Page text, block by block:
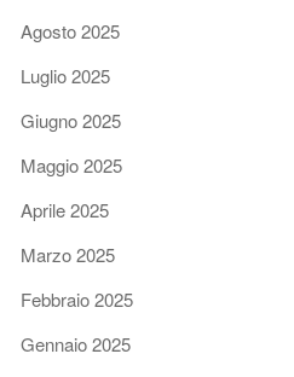
Agosto 2025
Luglio 2025
Giugno 2025
Maggio 2025
Aprile 2025
Marzo 2025
Febbraio 2025
Gennaio 2025